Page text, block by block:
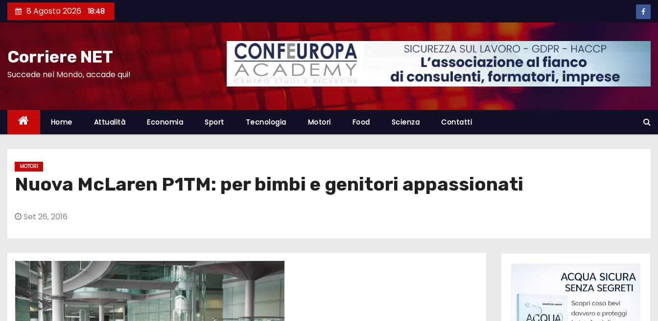
a
8 Agosto 2026 18:48
Corriere NET
Succede nel Mondo, accade qui!
Home Attualità Economia Sport Tecnologia Motori Food Scienza Contatti
MOTORI
Nuova McLaren P1TM: per bimbi e genitori appassionati
Set 26, 2016